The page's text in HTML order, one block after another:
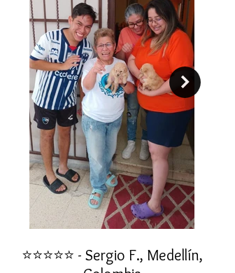
⭐⭐⭐⭐⭐ - Sergio F., Medellín,